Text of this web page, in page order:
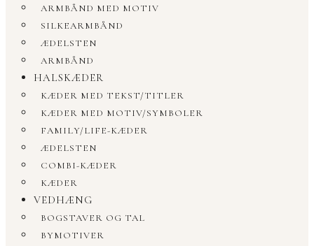
ARMBÅND MED MOTIV
SILKEARMBÅND
ÆDELSTEN
ARMBÅND
HALSKÆDER
KÆDER MED TEKST/TITLER
KÆDER MED MOTIV/SYMBOLER
FAMILY/LIFE-KÆDER
ÆDELSTEN
COMBI-KÆDER
KÆDER
VEDHÆNG
BOGSTAVER OG TAL
BYMOTIVER